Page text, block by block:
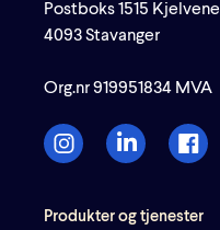
Postboks 1515 Kjelvene
4093 Stavanger
Org.nr 919951834 MVA
Produkter og tjenester